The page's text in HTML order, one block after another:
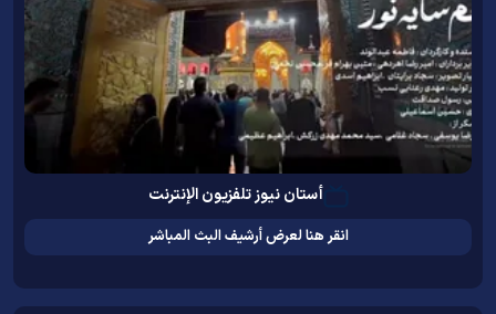
أستان نيوز تلفزيون الإنترنت
انقر هنا لعرض أرشيف البث المباشر